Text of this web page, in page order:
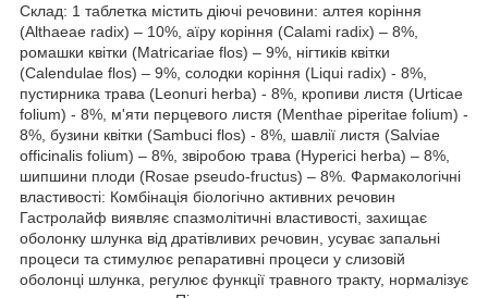
Склад: 1 таблетка містить діючі речовини: алтея коріння
(Althaeae radix) – 10%, аїру коріння (Calami radix) – 8%,
ромашки квітки (Matricariae flos) – 9%, нігтиків квітки
(Calendulae flos) – 9%, солодки коріння (Liqui radix) - 8%,
пустирника трава (Leonuri herba) - 8%, кропиви листя (Urticae
folium) - 8%, м'яти перцевого листя (Menthae piperitae folium) -
8%, бузини квітки (Sambuci flos) - 8%, шавлії листя (Salviae
officinalis folium) – 8%, звіробою трава (Hyperici herba) – 8%,
шипшини плоди (Rosae pseudo-fructus) – 8%. Фармакологічні
властивості: Комбінація біологічно активних речовин
Гастролайф виявляє спазмолітичні властивості, захищає
оболонку шлунка від дратівливих речовин, усуває запальні
процеси та стимулює репаративні процеси у слизовій
оболонці шлунка, регулює функції травного тракту, нормалізує